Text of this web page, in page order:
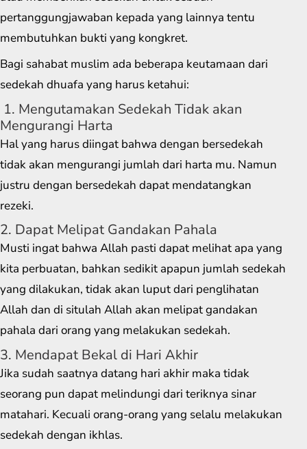
pertanggungjawaban kepada yang lainnya tentu
membutuhkan bukti yang kongkret.
Bagi sahabat muslim ada beberapa keutamaan dari
sedekah dhuafa yang harus ketahui:
1. Mengutamakan Sedekah Tidak akan
Mengurangi Harta
Hal yang harus diingat bahwa dengan bersedekah
tidak akan mengurangi jumlah dari harta mu. Namun
justru dengan bersedekah dapat mendatangkan
rezeki.
2. Dapat Melipat Gandakan Pahala
Musti ingat bahwa Allah pasti dapat melihat apa yang
kita perbuatan, bahkan sedikit apapun jumlah sedekah
yang dilakukan, tidak akan luput dari penglihatan
Allah dan di situlah Allah akan melipat gandakan
pahala dari orang yang melakukan sedekah.
3. Mendapat Bekal di Hari Akhir
Jika sudah saatnya datang hari akhir maka tidak
seorang pun dapat melindungi dari teriknya sinar
matahari. Kecuali orang-orang yang selalu melakukan
sedekah dengan ikhlas.